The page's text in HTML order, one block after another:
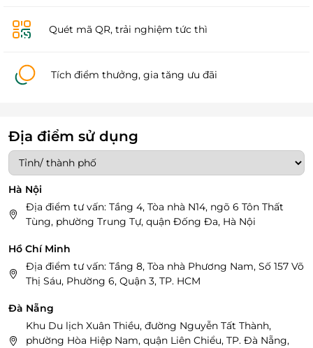
Quét mã QR, trải nghiệm tức thì
Tích điểm thưởng, gia tăng ưu đãi
Địa điểm sử dụng
Hà Nội
Địa điểm tư vấn: Tầng 4, Tòa nhà N14, ngõ 6 Tôn Thất
Tùng, phường Trung Tự, quận Đống Đa, Hà Nội
Hồ Chí Minh
Địa điểm tư vấn: Tầng 8, Tòa nhà Phương Nam, Số 157 Võ
Thị Sáu, Phường 6, Quận 3, TP. HCM
Đà Nẵng
Khu Du lịch Xuân Thiều, đường Nguyễn Tất Thành,
phường Hòa Hiệp Nam, quận Liên Chiểu, TP. Đà Nẵng,